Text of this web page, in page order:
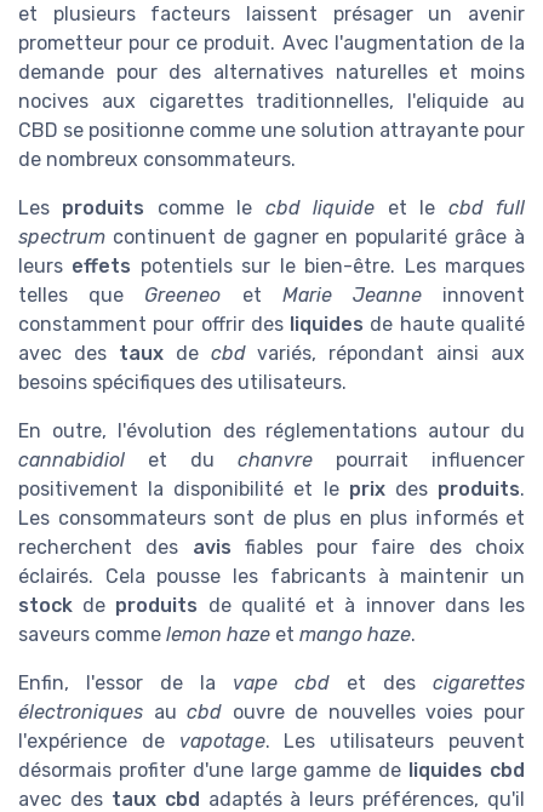
et plusieurs facteurs laissent présager un avenir
prometteur pour ce produit. Avec l'augmentation de la
demande pour des alternatives naturelles et moins
nocives aux cigarettes traditionnelles, l'eliquide au
CBD se positionne comme une solution attrayante pour
de nombreux consommateurs.
Les produits comme le cbd liquide et le cbd full
spectrum continuent de gagner en popularité grâce à
leurs effets potentiels sur le bien-être. Les marques
telles que Greeneo et Marie Jeanneinnovent
constamment pour offrir des liquides de haute qualité
avec des tauxde cbdvariés, répondant ainsi aux
besoins spécifiques des utilisateurs.
En outre, l'évolution des réglementations autour du
cannabidiol et du chanvre pourrait influencer
positivement la disponibilité et le prixdes produits.
Les consommateurs sont de plus en plus informés et
recherchent des avis fiables pour faire des choix
éclairés. Cela pousse les fabricants à maintenir un
stock de produits de qualité et à innover dans les
saveurs comme lemon haze et mango haze.
Enfin, l'essor de la vape cbd et des cigarettes
électroniques aucbd ouvre de nouvelles voies pour
l'expérience de vapotage. Les utilisateurs peuvent
désormais profiter d'une large gamme de liquides cbd
avec des taux cbd adaptés à leurs préférences, qu'il